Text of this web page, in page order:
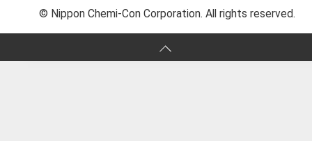
© Nippon Chemi-Con Corporation. All rights reserved.